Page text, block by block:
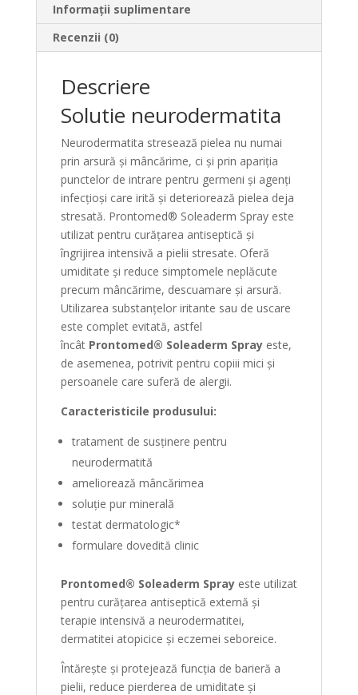
Informații suplimentare
Recenzii (0)
Descriere
Solutie neurodermatita
Neurodermatita stresează pielea nu numai
prin arsură și mâncărime, ci și prin apariția
punctelor de intrare pentru germeni și agenți
infecțioși care irită și deteriorează pielea deja
stresată. Prontomed® Soleaderm Spray este
utilizat pentru curățarea antiseptică și
îngrijirea intensivă a pielii stresate. Oferă
umiditate și reduce simptomele neplăcute
precum mâncărime, descuamare și arsură.
Utilizarea substanțelor iritante sau de uscare
este complet evitată, astfel
încâtProntomed® Soleaderm Sprayeste,
de asemenea, potrivit pentru copiii mici și
persoanele care suferă de alergii.
Caracteristicile produsului:
tratament de susținere pentru
neurodermatită
ameliorează mâncărimea
soluție pur minerală
testat dermatologic*
formulare dovedită clinic
Prontomed® Soleaderm Sprayeste utilizat
pentru curățarea antiseptică externă și
terapie intensivă a neurodermatitei,
dermatitei atopicice și eczemei seboreice.
Întărește și protejează funcția de barieră a
pielii, reduce pierderea de umiditate și